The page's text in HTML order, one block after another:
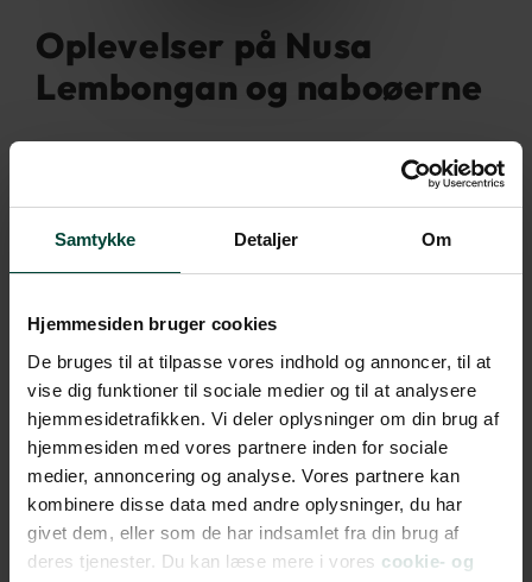
Samtykke Detaljer Om
Hjemmesiden bruger cookies
De bruges til at tilpasse vores indhold og annoncer, til at
vise dig funktioner til sociale medier og til at analysere
hjemmesidetrafikken. Vi deler oplysninger om din brug af
hjemmesiden med vores partnere inden for sociale
medier, annoncering og analyse. Vores partnere kan
kombinere disse data med andre oplysninger, du har
givet dem, eller som de har indsamlet fra din brug af
deres tjenester. Du kan læse mere i vores cookie- og
Oplevelser på Nusa
Lembongan og naboøerne
Selvom Nusa Lembongan er lille (øen kan krydses på
scooter på under 30 minutter), er der masser at
opleve – både på øen selv og på de to naboøer, Nusa
På Lembongan kan I tage på snorkelture til farverige
koralrev, hvor I ofte ser tropiske fisk, skildpadder og –
hvis I er heldige – de elegante djævlerokker, også
kaldet manta rays. Mange snorkelture kombinerer
flere spots og inkluderer frokost ved havet. I kan også
dykke eller prøve kræfter med surfing ved øens rolige
bølger, især omkring Jungut Batu og Playgrounds.
Langs vestkysten finder I det dramatiske Devil’s Tear,